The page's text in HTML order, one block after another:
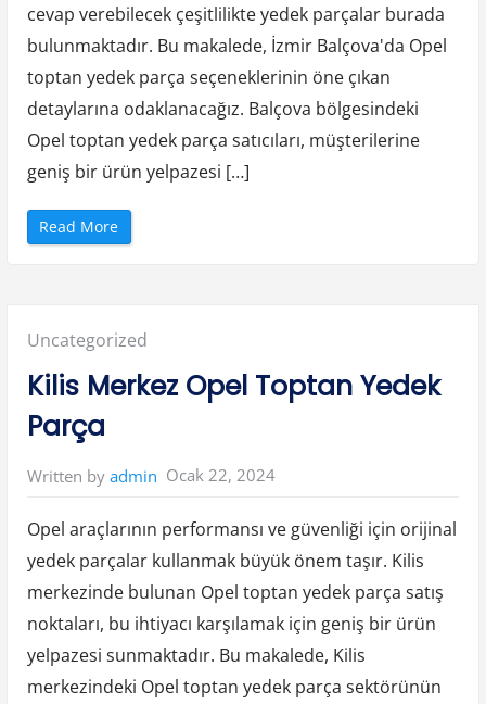
P
a
r
ç
”
cevap verebilecek çeşitlilikte yedek parçalar burada
bulunmaktadır. Bu makalede, İzmir Balçova'da Opel
toptan yedek parça seçeneklerinin öne çıkan
detaylarına odaklanacağız. Balçova bölgesindeki
Opel toptan yedek parça satıcıları, müşterilerine
geniş bir ürün yelpazesi […]
Read More“
İ
l
ç
v
a
T
o
a
n
e
e
P
a
r
ç
a
”
Posted
in:
Uncategorized
Kilis Merkez Opel Toptan Yedek
Parça
Written by admin Ocak 22, 2024
Opel araçlarının performansı ve güvenliği için orijinal
yedek parçalar kullanmak büyük önem taşır. Kilis
merkezinde bulunan Opel toptan yedek parça satış
noktaları, bu ihtiyacı karşılamak için geniş bir ürün
yelpazesi sunmaktadır. Bu makalede, Kilis
merkezindeki Opel toptan yedek parça sektörünün